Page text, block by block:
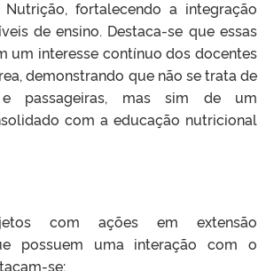
fortalecendo a integração
de ensino. Destaca-se que essas
um interesse contínuo dos docentes
demonstrando que não se trata de
passageiras, mas sim de um
com a educação nutricional
com ações em extensão
possuem uma interação com o
se: